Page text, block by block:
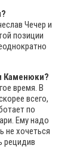
Чечер и
позиции
Каменюки?
время. В
всего,
по
Ему надо
не хочеться
рецидив